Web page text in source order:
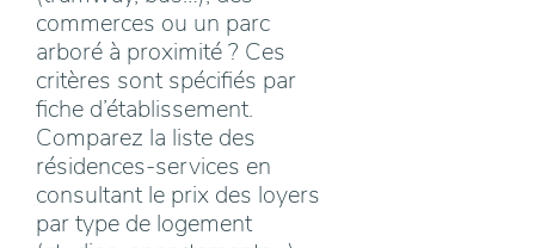
commerces ou un parc
arboré à proximité ? Ces
critères sont spécifiés par
fiche d’établissement.
Comparez la liste des
résidences-services en
consultant le prix des loyers
par type de logement